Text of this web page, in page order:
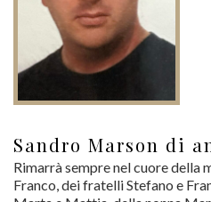
Sandro Marson di
Rimarrà sempre nel cuore della
Franco, dei fratelli Stefano e